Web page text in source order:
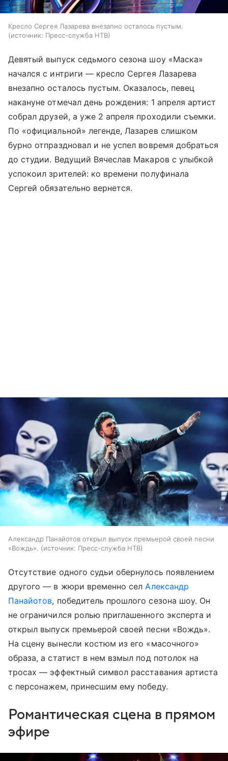
Кресло Сергея Лазарева внезапно осталось пустым.
источник: Пресс-служба НТВ
Девятый выпуск седьмого сезона шоу «Маска»
начался с интриги — кресло Сергея Лазарева
внезапно осталось пустым. Оказалось, певец
накануне отмечал день рождения: 1 апреля артист
собрал друзей, а уже 2 апреля проходили съемки.
По «официальной» легенде, Лазарев слишком
бурно отпраздновал и не успел вовремя добраться
до студии. Ведущий Вячеслав Макаров с улыбкой
успокоил зрителей: ко времени полуфинала
Сергей обязательно вернется.
Александр Панайотов открыл выпуск премьерой своей песни
«Вождь».
источник: Пресс-служба НТВ
Отсутствие одного судьи обернулось появлением
другого — в жюри временно селАлександр
Панайотов, победитель прошлого сезона шоу. Он
не ограничился ролью приглашенного эксперта и
открыл выпуск премьерой своей песни «Вождь».
На сцену вынесли костюм из его «масочного»
образа, а статист в нем взмыл под потолок на
тросах — эффектный символ расставания артиста
с персонажем, принесшим ему победу.
Романтическая сцена в прямом
эфире